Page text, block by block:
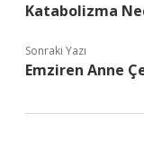
Katabolizma
Sonraki Yazı
Emziren Anne